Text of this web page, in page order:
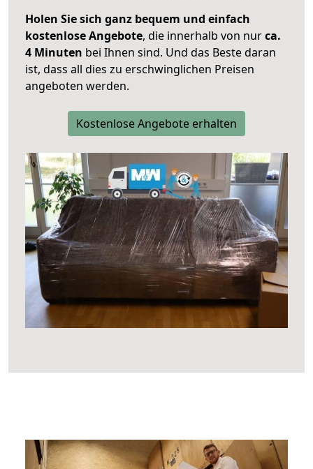
Holen Sie sich ganz bequem und einfach
kostenlose Angebote, die innerhalb von nurca.
4 Minuten bei Ihnen sind. Und das Beste daran
ist, dass all dies zu erschwinglichen Preisen
angeboten werden.
Kostenlose Angebote erhalten